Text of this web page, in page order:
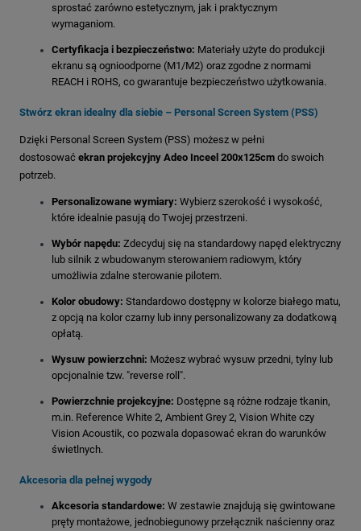
sprostać zarówno estetycznym, jak i praktycznym
wymaganiom.
Certyfikacja i bezpieczeństwo: Materiały użyte do produkcji
ekranu są ognioodporne (M1/M2) oraz zgodne z normami
REACH i ROHS, co gwarantuje bezpieczeństwo użytkowania.
Stwórz ekran idealny dla siebie – Personal Screen System (PSS)
Dzięki Personal Screen System (PSS) możesz w pełni
dostosować ekran projekcyjny Adeo Inceel 200x125cm do swoich
potrzeb.
Personalizowane wymiary: Wybierz szerokość i wysokość,
które idealnie pasują do Twojej przestrzeni.
Wybór napędu: Zdecyduj się na standardowy napęd elektryczny
lub silnik z wbudowanym sterowaniem radiowym, który
umożliwia zdalne sterowanie pilotem.
Kolor obudowy: Standardowo dostępny w kolorze białego matu,
z opcją na kolor czarny lub inny personalizowany za dodatkową
opłatą.
Wysuw powierzchni: Możesz wybrać wysuw przedni, tylny lub
opcjonalnie tzw. "reverse roll".
Powierzchnie projekcyjne: Dostępne są różne rodzaje tkanin,
m.in. Reference White 2, Ambient Grey 2, Vision White czy
Vision Acoustik, co pozwala dopasować ekran do warunków
świetlnych.
Akcesoria dla pełnej wygody
Akcesoria standardowe: W zestawie znajdują się gwintowane
pręty montażowe, jednobiegunowy przełącznik naścienny oraz